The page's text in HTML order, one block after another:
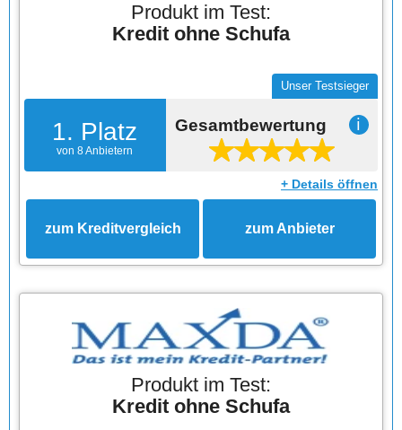
Produkt im Test:
Kredit ohne Schufa
1. Platz
von 8 Anbietern
Unser Testsieger
Gesamtbewertung ℹ
+ Details öffnen
zum Kreditvergleich zum Anbieter
Produkt im Test:
Kredit ohne Schufa